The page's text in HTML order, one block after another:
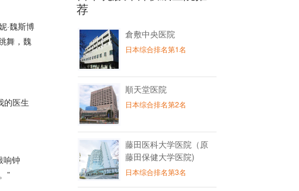
·魏斯博
舞，魏
的医生
响钟
”
荐
倉敷中央医院
日本综合排名第1名
順天堂医院
日本综合排名第2名
藤田医科大学医院（原
藤田保健大学医院)
日本综合排名第3名